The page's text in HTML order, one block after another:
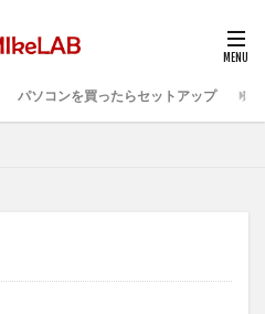
パソコンを買ったらセットアップ プ